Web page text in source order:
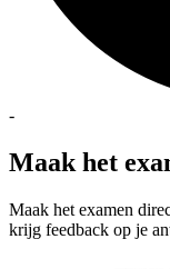
-
Maak het
Maak het examen
krijg feedback op je